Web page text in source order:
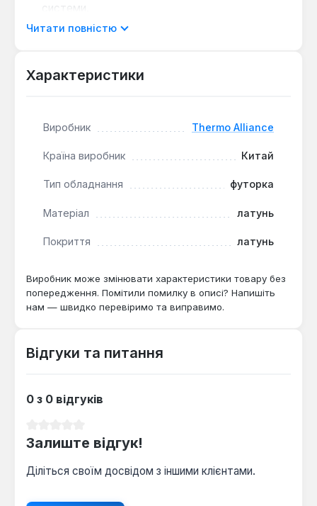
Сумісність з латунними фітингами:
подовжує термін служби вузла.
навантаження в побутових мережах
Футорка Thermo Alliance підходить для монтажу в
а також у радіаторних вузлах. Виробництво —
Читати повністю
Характеристики
Виробник Thermo Alliance
Країна виробник Китай
Тип обладнання футорка
Матеріал латунь
Покриття латунь
Виробник може змінювати характеристики товару без
попередження. Помітили помилку в описі? Напишіть
нам — швидко перевіримо та виправимо.
Відгуки та питання
0 з 0 відгуків
Залиште відгук!
Діліться своїм досвідом з іншими клієнтами.